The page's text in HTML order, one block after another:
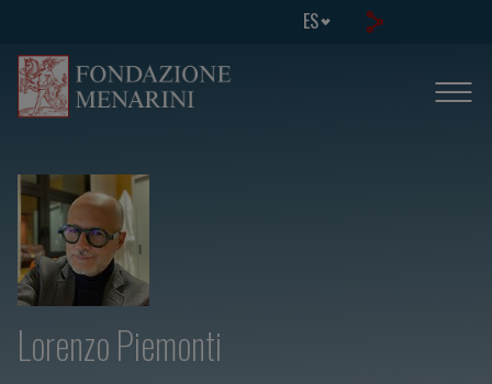
ES
Lorenzo Piemonti